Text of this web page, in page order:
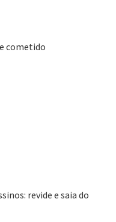
cometido
revide e saia do